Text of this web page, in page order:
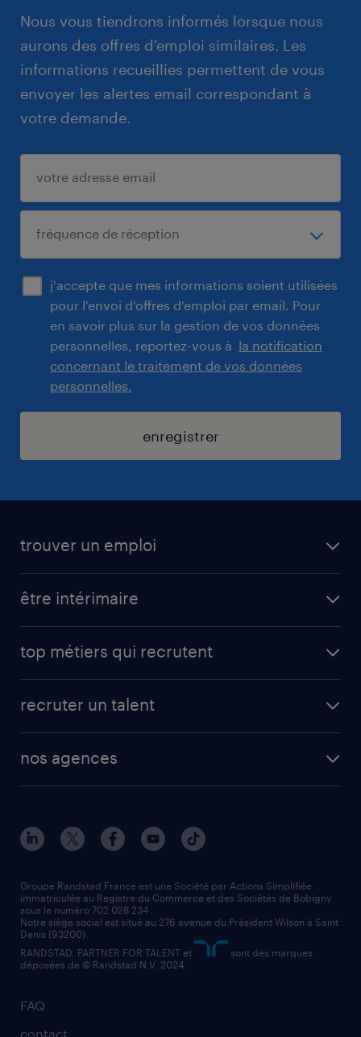
Nous vous tiendrons informés lorsque nous
aurons des offres d'emploi similaires. Les
informations recueillies permettent de vous
envoyer les alertes email correspondant à
votre demande.
j'accepte que mes informations soient utilisées
pour l'envoi d'offres d'emploi par email. Pour
en savoir plus sur la gestion de vos données
personnelles, reportez-vous à la notification
concernant le traitement de vos données
personnelles.
enregistrer
trouver un emploi
créer un compte candidat
être intérimaire
app talent / portail web
top métiers qui recrutent
manutentionnaire
assistant administratif
comptable
recruter un talent
solutions opérationnelles
contact entreprise
faq intérim / recrutement
nos agences
nos agences par ville
nos agences par région
nos cabinets de recrutement
FAQ
contact
Groupe Randstad France est une Société par Actions Simplifiée
immatriculée au Registre du Commerce et des Sociétés de Bobigny
sous le numéro 702 028 234.
Notre siège social est situé au 276 avenue du Président Wilson à Saint
Denis (93200).
RANDSTAD, PARTNER FOR TALENT et
sont des marques
déposées de © Randstad N.V. 2024.